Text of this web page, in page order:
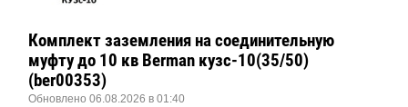
Комплект заземления на соединительную
муфту до 10 кв Berman кузс-10(35/50)
(ber00353)
Обновлено 06.08.2026 в 01:40